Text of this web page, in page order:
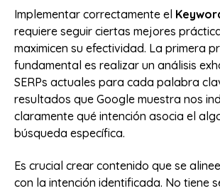
Implementar correctamente el
requiere seguir ciertas mejores
maximicen su efectividad. La primera
fundamental es realizar un análisis
SERPs actuales para cada palabra
resultados que Google muestra nos
claramente qué intención asocia el
búsqueda específica.
Es crucial crear contenido que se
con la intención identificada. No tiene